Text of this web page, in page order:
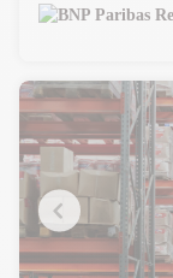
l'A10, ce Parc
bureaux / locaux
aire de stockage
charpente
murs bardage
toiture bac acier
dalle béton
charge au sol 3
2 quais PL